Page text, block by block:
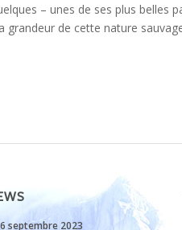
– unes de ses plus belles
grandeur de cette nature
septembre 2023